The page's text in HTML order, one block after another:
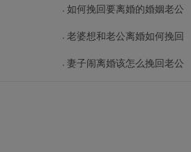
如何挽回要离婚的婚姻老公
老婆想和老公离婚如何挽回
妻子闹离婚该怎么挽回老公